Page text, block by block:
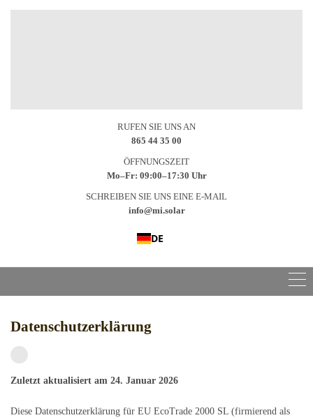
RUFEN SIE UNS AN
865 44 35 00
ÖFFNUNGSZEIT
Mo–Fr: 09:00–17:30 Uhr
SCHREIBEN SIE UNS EINE E-MAIL
info@mi.solar
DE
Datenschutzerklärung
Zuletzt aktualisiert am 24. Januar 2026
Diese Datenschutzerklärung für EU EcoTrade 2000 SL (firmierend als